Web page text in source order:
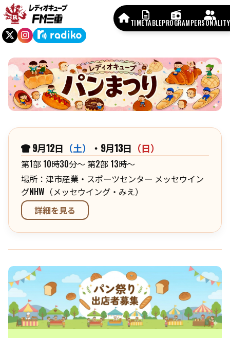
TIMETABLEPROGRAMPERSONALITY
9月12日 （土） ・9月13日 （日）
第1部 10時30分～ 第2部 13時～
場所：津市産業・スポーツセンター メッセウイン
グNHW（メッセウイング・みえ）
詳細を見る